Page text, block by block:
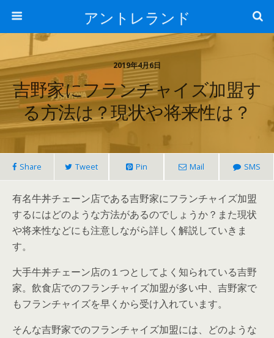
アントレランド
2019年4月6日
吉野家にフランチャイズ加盟す
る方法は？現状や将来性は？
Share Tweet Pin Mail SMS
有名牛丼チェーン店である吉野家にフランチャイズ加盟
するにはどのような方法があるのでしょうか？また現状
や将来性などにも注意しながら詳しく解説していきま
す。
大手牛丼チェーン店の１つとしてよく知られている吉野
家。飲食店でのフランチャイズ加盟が多い中、吉野家で
もフランチャイズを早くから受け入れています。
そんな吉野家でのフランチャイズ加盟には、どのような